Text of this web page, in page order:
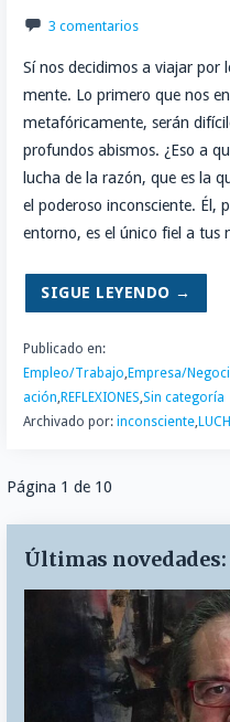
3 comentarios
Sí nos decidimos a viajar por
mente. Lo primero que nos
metafóricamente, serán
profundos abismos. ¿Eso a
lucha de la razón, que es la
el poderoso inconsciente. Él,
entorno, es el único fiel a tus
SIGUE LEYENDO →
Publicado en:
Empleo/Trabajo Empresa/
ación REFLEXIONES Sin categoría
Archivado por: inconsciente,
Navegación
por
Entrada
Página 1 de 10
Últimas novedades: